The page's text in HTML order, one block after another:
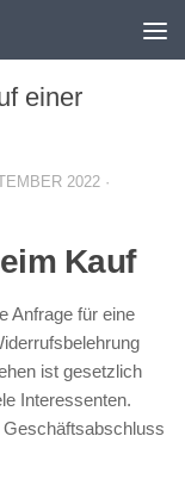
einer
2022 ·
Kauf
Anfrage für eine
ist gesetzlich
Interessenten.